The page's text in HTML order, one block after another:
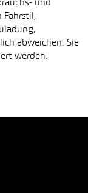
und
Fahrstil,
abweichen. Sie
werden.